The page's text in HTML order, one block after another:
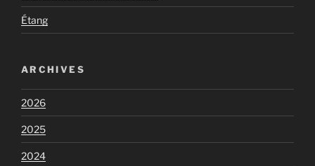
Étang
ARCHIVES
2026
2025
2024